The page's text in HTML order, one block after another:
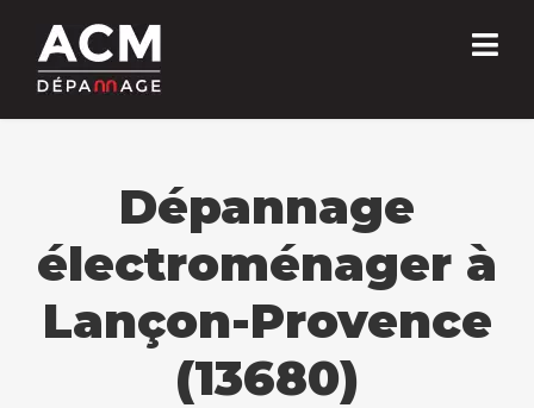
Dépannage
électroménager à
Lançon-Provence
(13680)